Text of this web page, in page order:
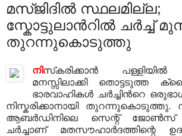
മസ്ജിദില്‍ സ്ഥലമില്ല;
സ്കോട്ടുലാന്‍റില്‍ ചര്‍ച്ച്
തുറന്നുകൊടുത്തു
നിസ്‌കരിക്കാന്‍ പള്ളിയില്‍
മനസ്സിലാക്കി തൊട്ടടുത്ത
ഭാരവാഹികള്‍ ചര്‍ച്ചിന്‍റെ
നിസ്കരിക്കാനായി തുറന്നുകൊടുത്തു.
ആബര്‍ഡിനിലെ സെന്റ് ജോണ്‍സ്
ചര്‍ച്ചാണ് മതസൗഹാര്‍ദത്തിന്റെ